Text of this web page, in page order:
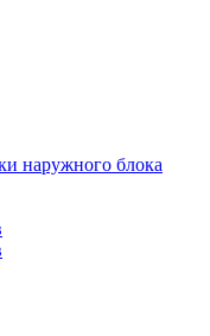
наружного блока